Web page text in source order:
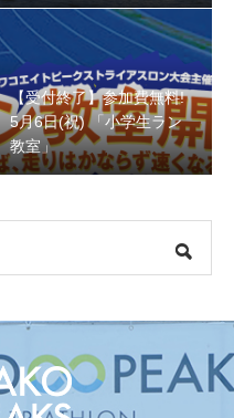
(祝) 「小学生ラン教室」
回収しよう！
【受付終了】参加費無料!
5月6日(祝) 「小学生ラン
教室」